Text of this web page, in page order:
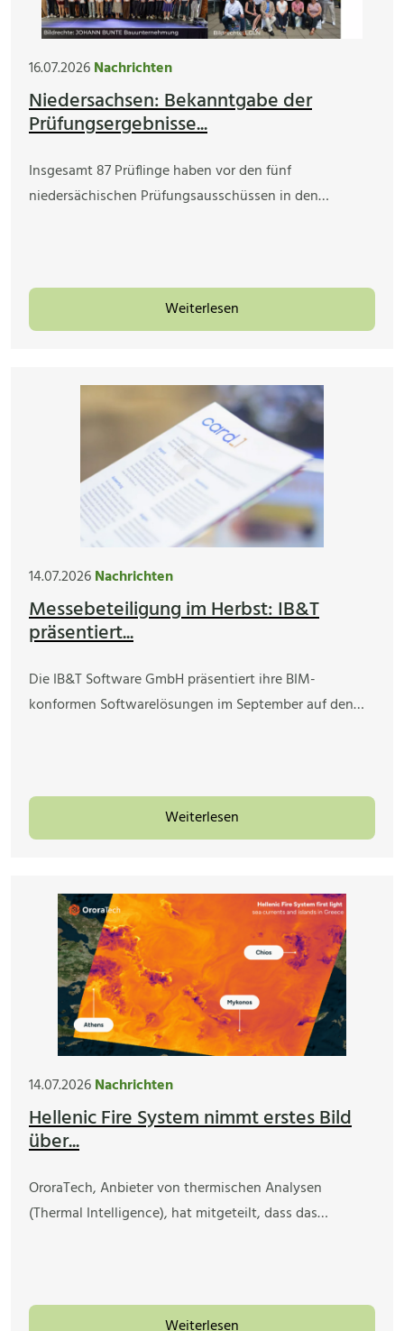
16.07.2026Nachrichten
Niedersachsen: Bekanntgabe der
Prüfungsergebnisse...
Insgesamt 87 Prüflinge haben vor den fünf
niedersächischen Prüfungsausschüssen in den…
Weiterlesen
14.07.2026Nachrichten
Messebeteiligung im Herbst: IB&T
präsentiert...
Die IB&T Software GmbH präsentiert ihre BIM-
konformen Softwarelösungen im September auf den…
Weiterlesen
14.07.2026Nachrichten
Hellenic Fire System nimmt erstes Bild
über...
OroraTech, Anbieter von thermischen Analysen
(Thermal Intelligence), hat mitgeteilt, dass das…